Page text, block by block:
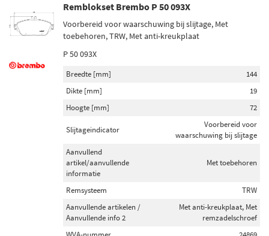
Remblokset Brembo P 50 093X
Voorbereid voor waarschuwing bij slijtage, Met
toebehoren, TRW, Met anti-kreukplaat
P 50 093X
Breedte [mm]
144
Dikte [mm]
19
Hoogte [mm]
72
Slijtageindicator
Voorbereid voor
waarschuwing bij slijtage
Aanvullend
artikel/aanvullende
informatie
Met toebehoren
Remsysteem
TRW
Aanvullende artikelen /
Aanvullende info 2
Met anti-kreukplaat, Met
remzadelschroef